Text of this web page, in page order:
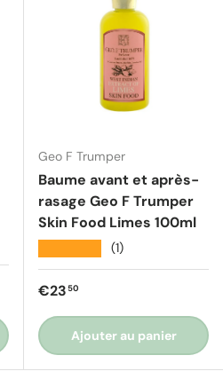
Geo F Trumper
Baume avant et après-
rasage Geo F Trumper
Skin Food Limes 100ml
(1)
Prix régulier
€2350
Ajouter au panier